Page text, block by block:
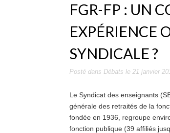
FGR-FP : UN
EXPÉRIENCE
SYNDICALE ?
Posté dans Débats le 21 janvier
Le Syndicat des enseignants
générale des retraités de la
fondée en 1936, regroupe
fonction publique (39 affiliés